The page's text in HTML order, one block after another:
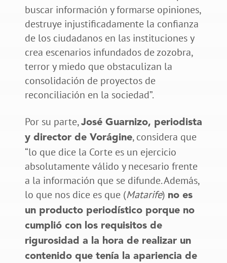
buscar información y formarse opiniones,
destruye injustificadamente la confianza
de los ciudadanos en las instituciones y
crea escenarios infundados de zozobra,
terror y miedo que obstaculizan la
consolidación de proyectos de
reconciliación en la sociedad”.
Por su parte, José Guarnizo, periodista
y director de Vorágine, considera que
“lo que dice la Corte es un ejercicio
absolutamente válido y necesario frente
a la información que se difunde. Además,
lo que nos dice es que (Matarife) no es
un producto periodístico porque no
cumplió con los requisitos de
rigurosidad a la hora de realizar un
contenido que tenía la apariencia de